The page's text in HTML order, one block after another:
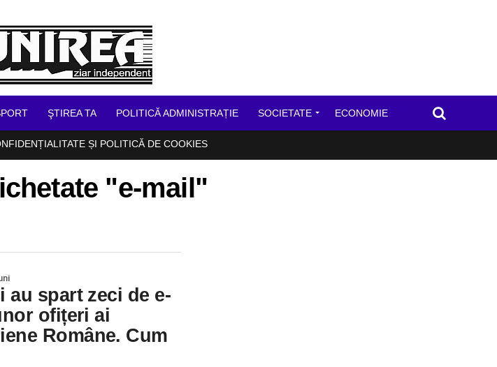
ŞTIREA TA POLITICĂ ADMINISTRAȚIE SOCIETATE ECONOMIE
ȘI POLITICĂ DE COOKIES
"e-mail"
au spart zeci de e-
ofițeri ai
Române. Cum